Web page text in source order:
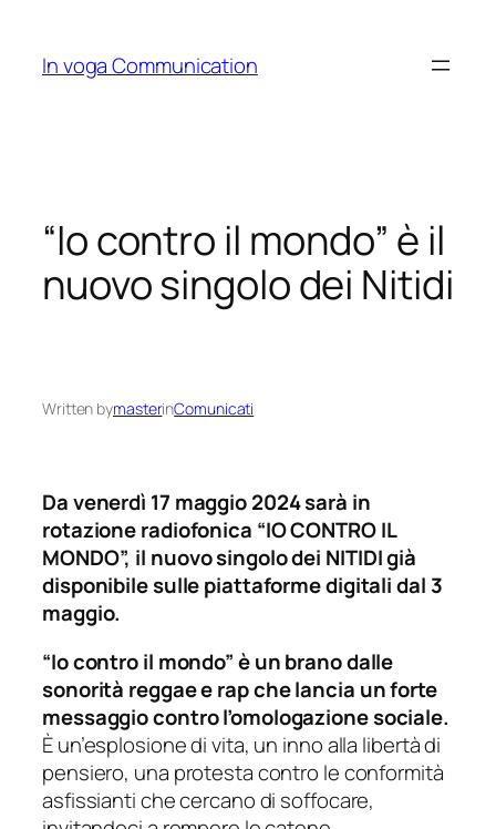
content
In voga Communication
“Io contro il mondo” è il
nuovo singolo dei Nitidi
Written bymasterinComunicati
Da venerdì 17 maggio 2024 sarà in
rotazione radiofonica “IO CONTRO IL
MONDO”, il nuovo singolo dei NITIDI già
disponibile sulle piattaforme digitali dal 3
maggio.
“Io contro il mondo” è un brano dalle
sonorità reggae e rap che lancia un forte
messaggio contro l’omologazione sociale.
È un’esplosione di vita, un inno alla libertà di
pensiero, una protesta contro le conformità
asfissianti che cercano di soffocare,